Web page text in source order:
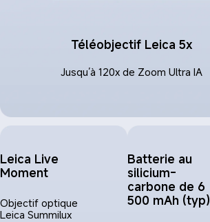
Téléobjectif Leica 5x
Jusqu’à 120x de Zoom Ultra IA
Leica Live
Moment
Objectif optique
Leica Summilux
Batterie au
silicium-
carbone de 6
500 mAh (typ)